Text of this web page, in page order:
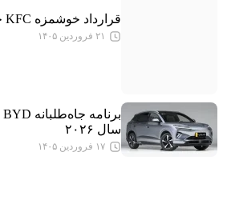
قرارداد خوشمزه KFC چین با BYD!
۲۱ فروردین ۱۴۰۵
سال ۲۰۲۶
۱۷ فروردین ۱۴۰۵